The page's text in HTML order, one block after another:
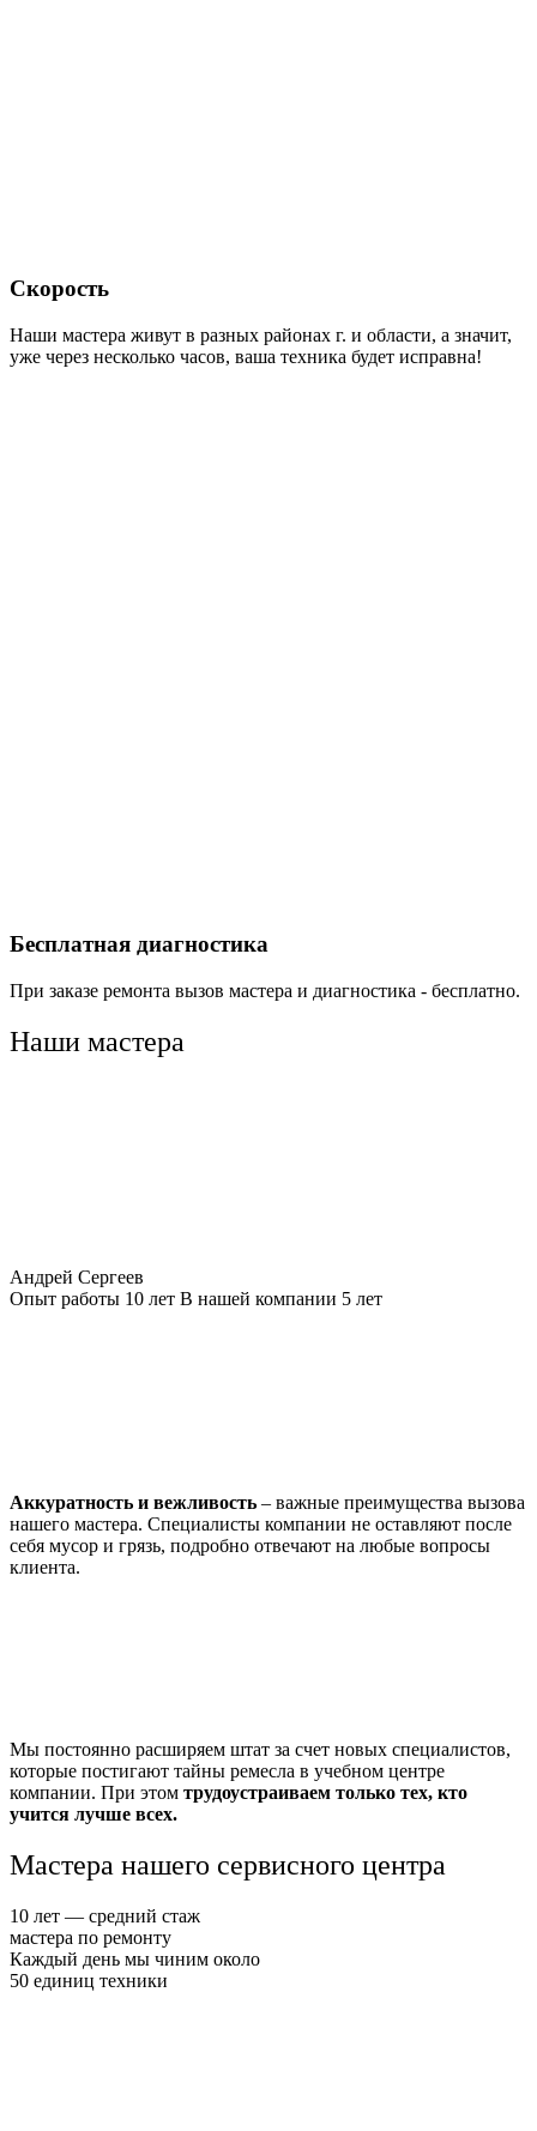
Скорость
Наши мастера живут в разных районах г. и области, а значит,
уже через несколько часов, ваша техника будет исправна!
Бесплатная диагностика
При заказе ремонта вызов мастера и диагностика - бесплатно.
Наши мастера
Андрей Сергеев
Опыт работы 10 лет В нашей компании 5 лет
Аккуратность и вежливость – важные преимущества вызова
нашего мастера. Специалисты компании не оставляют после
себя мусор и грязь, подробно отвечают на любые вопросы
клиента.
Мы постоянно расширяем штат за счет новых специалистов,
которые постигают тайны ремесла в учебном центре
компании. При этом трудоустраиваем только тех, кто
учится лучше всех.
Мастера нашего сервисного центра
10 лет — средний стаж
мастера по ремонту
Каждый день мы чиним около
50 единиц техники